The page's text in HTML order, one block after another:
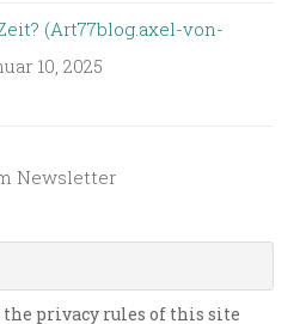
(Art77blog.axel-von-
10, 2025
Newsletter
the privacy rules of this site